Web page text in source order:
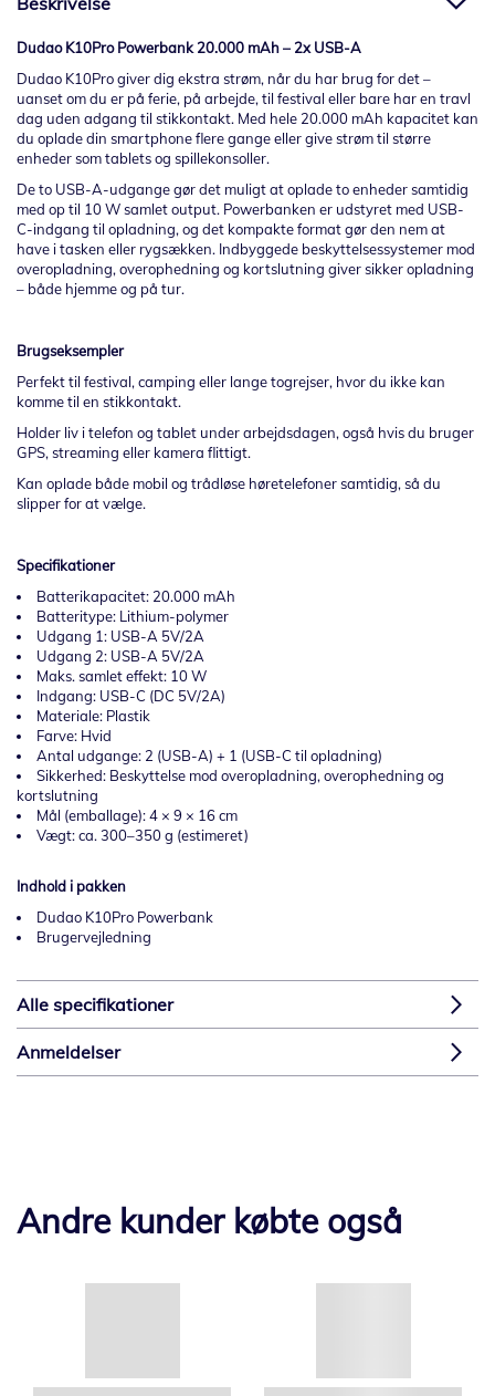
Dudao K10Pro Powerbank 20.000 mAh – 2x USB-A
Dudao K10Pro giver dig ekstra strøm, når du har brug for det –
uanset om du er på ferie, på arbejde, til festival eller bare har en travl
dag uden adgang til stikkontakt. Med hele 20.000 mAh kapacitet kan
du oplade din smartphone flere gange eller give strøm til større
enheder som tablets og spillekonsoller.
De to USB-A-udgange gør det muligt at oplade to enheder samtidig
med op til 10 W samlet output. Powerbanken er udstyret med USB-
C-indgang til opladning, og det kompakte format gør den nem at
have i tasken eller rygsækken. Indbyggede beskyttelsessystemer mod
overopladning, overophedning og kortslutning giver sikker opladning
– både hjemme og på tur.
Brugseksempler
Perfekt til festival, camping eller lange togrejser, hvor du ikke kan
komme til en stikkontakt.
Holder liv i telefon og tablet under arbejdsdagen, også hvis du bruger
GPS, streaming eller kamera flittigt.
Kan oplade både mobil og trådløse høretelefoner samtidig, så du
slipper for at vælge.
Specifikationer
Batterikapacitet: 20.000 mAh
Batteritype: Lithium-polymer
Udgang 1: USB-A 5V/2A
Udgang 2: USB-A 5V/2A
Maks. samlet effekt: 10 W
Indgang: USB-C (DC 5V/2A)
Materiale: Plastik
Farve: Hvid
Antal udgange: 2 (USB-A) + 1 (USB-C til opladning)
Sikkerhed: Beskyttelse mod overopladning, overophedning og
kortslutning
Mål (emballage): 4 × 9 × 16 cm
Vægt: ca. 300–350 g (estimeret)
Indhold i pakken
Dudao K10Pro Powerbank
Brugervejledning
Alle specifikationer
Anmeldelser
Andre kunder købte også